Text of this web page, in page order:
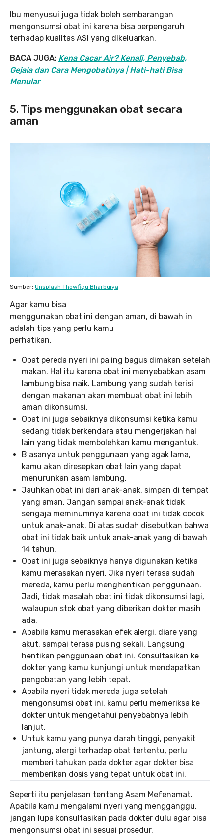
Ibu menyusui juga tidak boleh sembarangan
mengonsumsi obat ini karena bisa berpengaruh
terhadap kualitas ASI yang dikeluarkan.
BACA JUGA: Kena Cacar Air? Kenali, Penyebab,
Gejala dan Cara Mengobatinya | Hati-hati Bisa
Menular
5. Tips menggunakan obat secara
aman
Sumber: Unsplash Thowfiqu Bharbuiya
Agar kamu bisa
menggunakan obat ini dengan aman, di bawah ini
adalah tips yang perlu kamu
perhatikan.
Obat pereda nyeri ini paling bagus dimakan setelah
makan. Hal itu karena obat ini menyebabkan asam
lambung bisa naik. Lambung yang sudah terisi
dengan makanan akan membuat obat ini lebih
aman dikonsumsi.
Obat ini juga sebaiknya dikonsumsi ketika kamu
sedang tidak berkendara atau mengerjakan hal
lain yang tidak membolehkan kamu mengantuk.
Biasanya untuk penggunaan yang agak lama,
kamu akan diresepkan obat lain yang dapat
menurunkan asam lambung.
Jauhkan obat ini dari anak-anak, simpan di tempat
yang aman. Jangan sampai anak-anak tidak
sengaja meminumnya karena obat ini tidak cocok
untuk anak-anak. Di atas sudah disebutkan bahwa
obat ini tidak baik untuk anak-anak yang di bawah
14 tahun.
Obat ini juga sebaiknya hanya digunakan ketika
kamu merasakan nyeri. Jika nyeri terasa sudah
mereda, kamu perlu menghentikan penggunaan.
Jadi, tidak masalah obat ini tidak dikonsumsi lagi,
walaupun stok obat yang diberikan dokter masih
ada.
Apabila kamu merasakan efek alergi, diare yang
akut, sampai terasa pusing sekali. Langsung
hentikan penggunaan obat ini. Konsultasikan ke
dokter yang kamu kunjungi untuk mendapatkan
pengobatan yang lebih tepat.
Apabila nyeri tidak mereda juga setelah
mengonsumsi obat ini, kamu perlu memeriksa ke
dokter untuk mengetahui penyebabnya lebih
lanjut.
Untuk kamu yang punya darah tinggi, penyakit
jantung, alergi terhadap obat tertentu, perlu
memberi tahukan pada dokter agar dokter bisa
memberikan dosis yang tepat untuk obat ini.
Seperti itu penjelasan tentang Asam Mefenamat.
Apabila kamu mengalami nyeri yang mengganggu,
jangan lupa konsultasikan pada dokter dulu agar bisa
mengonsumsi obat ini sesuai prosedur.